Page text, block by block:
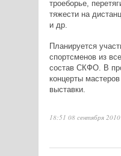
троеборье,
тяжести на
и др.
Планируется
спортсменов из
состав СКФО. В
концерты
выставки.
18:51 08 сентября 2010